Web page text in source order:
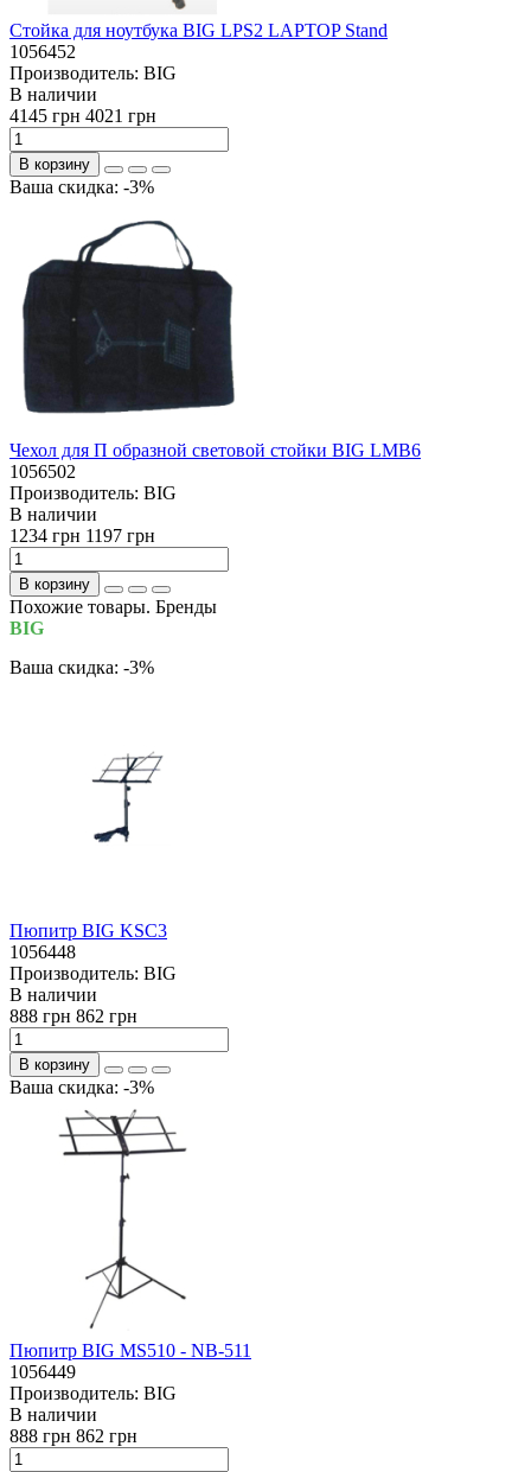
Стойка для ноутбука BIG LPS2 LAPTOP Stand
1056452
Производитель: BIG
В наличии
4145 грн 4021 грн
В корзину
Ваша скидка: -3%
Чехол для П образной световой стойки BIG LMB6
1056502
Производитель: BIG
В наличии
1234 грн 1197 грн
В корзину
Похожие товары. Бренды
BIG
Ваша скидка: -3%
Пюпитр BIG KSC3
1056448
Производитель: BIG
В наличии
888 грн 862 грн
В корзину
Ваша скидка: -3%
Пюпитр BIG MS510 - NB-511
1056449
Производитель: BIG
В наличии
888 грн 862 грн